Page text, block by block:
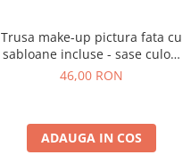
Trusa make-up pictura fata cu
sabloane incluse - sase culori
non-alergice - flori si fluturi
46,00 RON
ADAUGA IN COS